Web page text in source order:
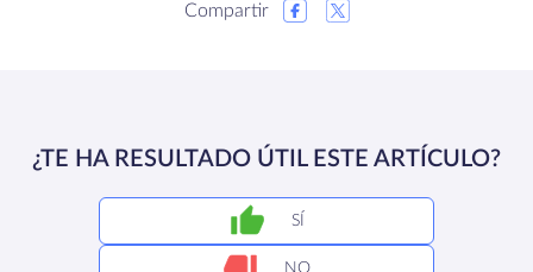
Compartir
¿TE HA RESULTADO ÚTIL ESTE ARTÍCULO?
SÍ
NO